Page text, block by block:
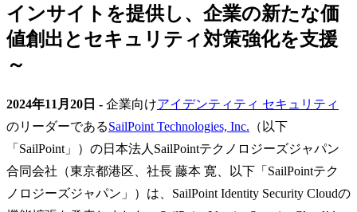
インサイトを提供し、企業の新たな価
値創出とセキュリティ対策強化を支援
～
2024年11月20日 - 企業向けアイデンティティ セキュリティ
のリーダーであるSailPoint Technologies, Inc. （以下
「SailPoint」）の日本法人SailPointテクノロジーズジャパン
合同会社（東京都港区、社長 藤本 寛、以下「SailPointテク
ノロジーズジャパン」）は、SailPoint Identity Security Cloudの